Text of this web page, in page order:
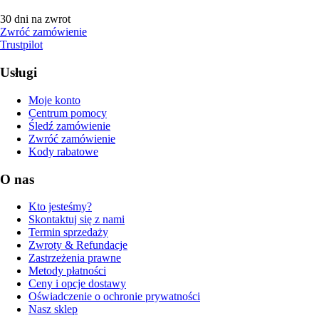
30 dni na zwrot
Zwróć zamówienie
Trustpilot
Usługi
Moje konto
Centrum pomocy
Śledź zamówienie
Zwróć zamówienie
Kody rabatowe
O nas
Kto jesteśmy?
Skontaktuj się z nami
Termin sprzedaży
Zwroty & Refundacje
Zastrzeżenia prawne
Metody płatności
Ceny i opcje dostawy
Oświadczenie o ochronie prywatności
Nasz sklep